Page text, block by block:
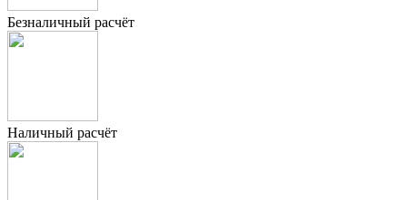
Безналичный расчёт
Наличный расчёт